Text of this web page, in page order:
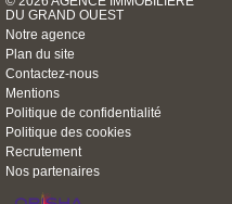
DU GRAND OUEST
Notre agence
Plan du site
Contactez-nous
Mentions
Politique de confidentialité
Politique des cookies
Recrutement
Nos partenaires